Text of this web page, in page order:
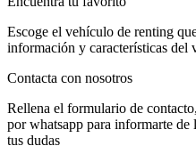
Escoge el vehículo de renting
información y características del
Contacta con nosotros
Rellena el formulario de
por whatsapp para informarte de
tus dudas